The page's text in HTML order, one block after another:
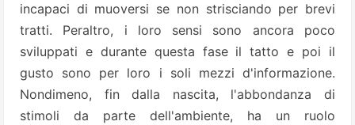
incapaci di muoversi se non strisciando per brevi
tratti. Peraltro, i loro sensi sono ancora poco
sviluppati e durante questa fase il tatto e poi il
gusto sono per loro i soli mezzi d'informazione.
Nondimeno, fin dalla nascita, l'abbondanza di
stimoli da parte dell'ambiente, ha un ruolo